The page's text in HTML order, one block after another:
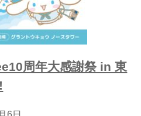
周年大感謝祭 in 東